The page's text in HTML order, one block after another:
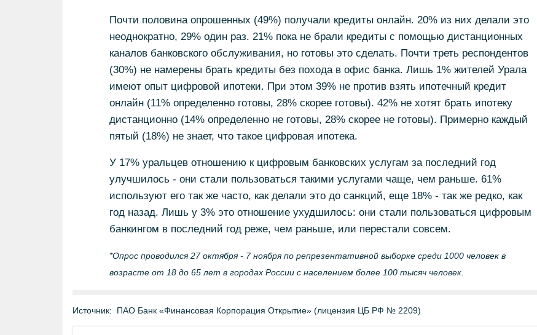
Почти половина опрошенных (49%) получали кредиты онлайн. 20% из них делали это
неоднократно, 29% один раз. 21% пока не брали кредиты с помощью дистанционных
каналов банковского обслуживания, но готовы это сделать. Почти треть респондентов
(30%) не намерены брать кредиты без похода в офис банка. Лишь 1% жителей Урала
имеют опыт цифровой ипотеки. При этом 39% не против взять ипотечный кредит
онлайн (11% определенно готовы, 28% скорее готовы). 42% не хотят брать ипотеку
дистанционно (14% определенно не готовы, 28% скорее не готовы). Примерно каждый
пятый (18%) не знает, что такое цифровая ипотека.
У 17% уральцев отношению к цифровым банковских услугам за последний год
улучшилось - они стали пользоваться такими услугами чаще, чем раньше. 61%
используют его так же часто, как делали это до санкций, еще 18% - так же редко, как
год назад. Лишь у 3% это отношение ухудшилось: они стали пользоваться цифровым
банкингом в последний год реже, чем раньше, или перестали совсем.
*Опрос проводился 27 октября - 7 ноября по репрезентативной выборке среди 1000 человек в
возрасте от 18 до 65 лет в городах России с населением более 100 тысяч человек.
Источник: ПАО Банк «Финансовая Корпорация Открытие» (лицензия ЦБ РФ № 2209)